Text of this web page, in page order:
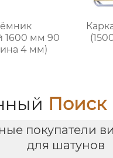
1600 мм 90
4 мм)
Поиск
покупатели
для шатунов